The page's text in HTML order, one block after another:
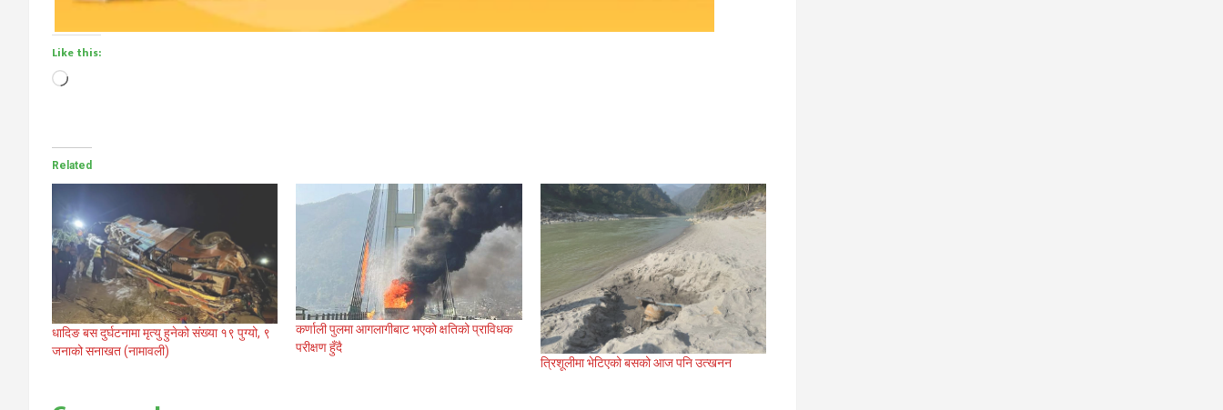
Like this:
Loading…
Related
धादिङ बस दुर्घटनामा मृत्यु हुनेको संख्या १९ पुग्यो, ९
जनाको सनाखत (नामावली)
कर्णाली पुलमा आगलागीबाट भएको क्षतिको प्राविधक
परीक्षण हुँदै
त्रिशूलीमा भेटिएको बसको आज पनि उत्खनन